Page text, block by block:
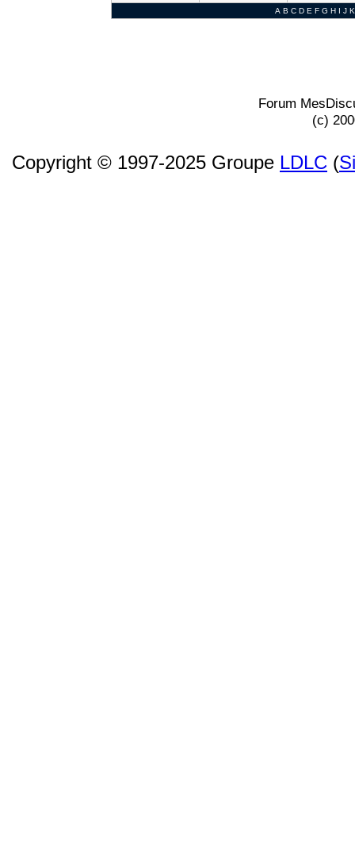
A B C D E F G H I J K
Forum
(c)
Copyright © 1997-2025 Groupe LDLC (